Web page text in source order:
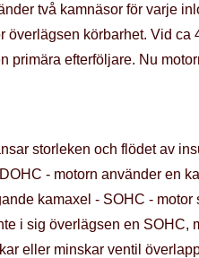
två kamnäsor för varje
överlägsen körbarhet. Vid ca
primära efterföljare. Nu
storleken och flödet av
- motorn använder en
kamaxel - SOHC - motor
i sig överlägsen en SOHC,
eller minskar ventil